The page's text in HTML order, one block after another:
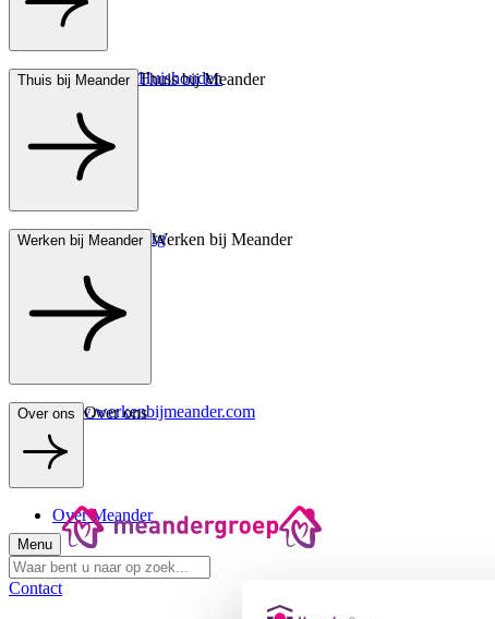
Hulp bij het Huishouden
Thuis bij Meander Thuis bij Meander
Wonen met zorg
Werken bij Meander Werken bij Meander
www.werkenbijmeander.com
Over ons Over ons
Over Meander
Menu
Contact